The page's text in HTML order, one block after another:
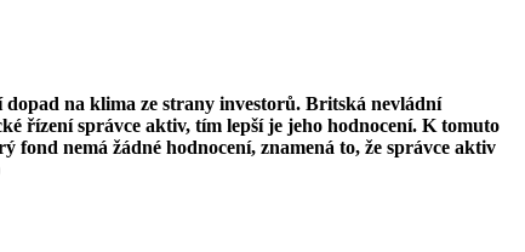
na klima ze strany investorů. Britská nevládní
řízení správce aktiv, tím lepší je jeho hodnocení. K tomuto
nemá žádné hodnocení, znamená to, že správce aktiv